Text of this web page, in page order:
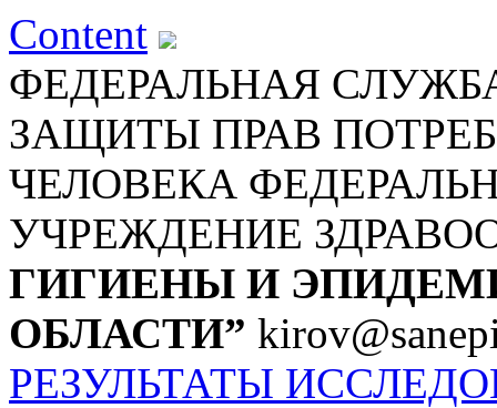
Content
ФЕДЕРАЛЬНАЯ
ЗАЩИТЫ ПРАВ
ЧЕЛОВЕКА
УЧРЕЖДЕНИЕ
ГИГИЕНЫ И
ОБЛАСТИ”
РЕЗУЛЬТАТЫ